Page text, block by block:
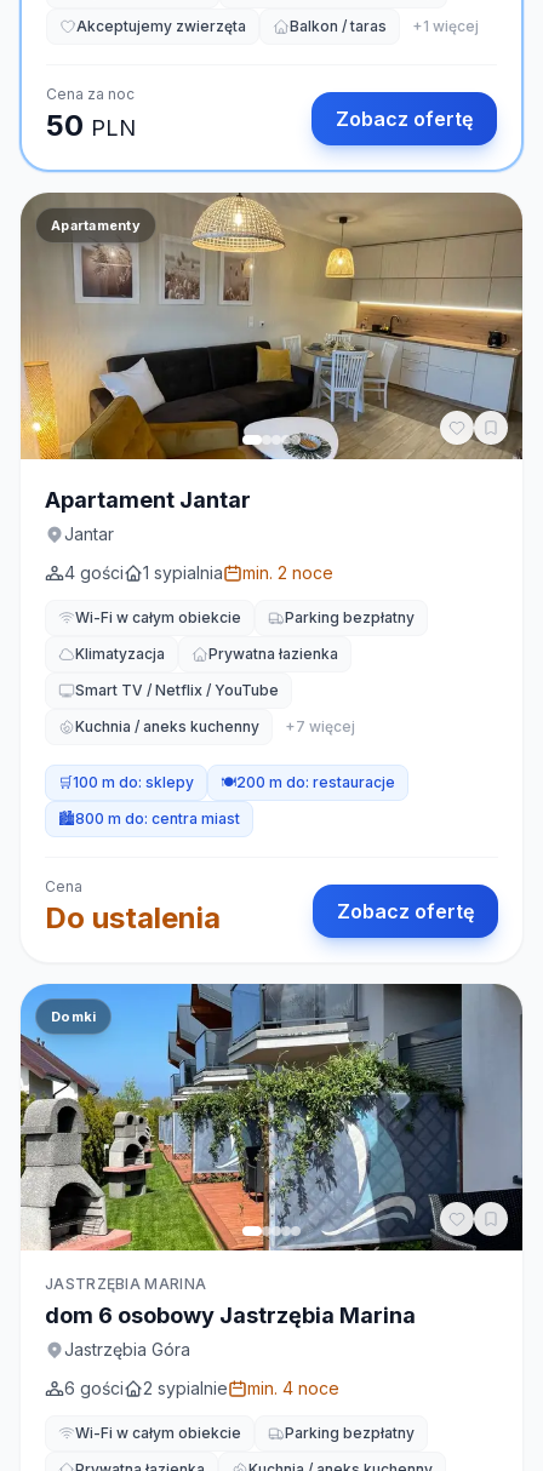
Akceptujemy zwierzęta
Balkon / taras +1 więcej
Cena za noc
50 PLN Zobacz ofertę
Apartamenty
Apartament Jantar
Jantar
4 gości 1 sypialnia min. 2 noce
Wi-Fi w całym obiekcie
Parking bezpłatny
Klimatyzacja
Prywatna łazienka
Smart TV / Netflix / YouTube
Kuchnia / aneks kuchenny
+7 więcej
🛒100 m do: sklepy 🍽️200 m do: restauracje
🏙️800 m do: centra miast
Cena
Do ustalenia Zobacz ofertę
Domki
JASTRZĘBIA MARINA
dom 6 osobowy Jastrzębia Marina
Jastrzębia Góra
6 gości 2 sypialnie min. 4 noce
Wi-Fi w całym obiekcie
Parking bezpłatny